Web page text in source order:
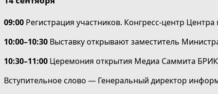
09:00 Регистрация участников. Конгресс-центр
10:00–10:30 Выставку открывают заместитель
10:30–11:00 Церемония открытия Медиа Саммита
Вступительное слово — Генеральный директор